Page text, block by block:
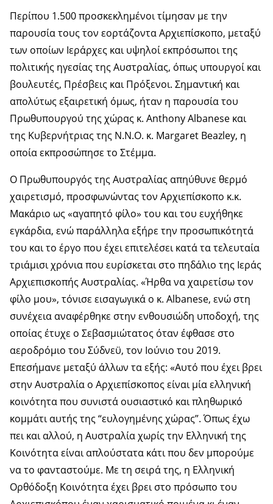
Περίπου 1.500 προσκεκλημένοι τίμησαν με την
παρουσία τους τον εορτάζοντα Αρχιεπίσκοπο, μεταξύ
των οποίων Ιεράρχες και υψηλοί εκπρόσωποι της
πολιτικής ηγεσίας της Αυστραλίας, όπως υπουργοί και
βουλευτές, Πρέσβεις και Πρόξενοι. Σημαντική και
απολύτως εξαιρετική όμως, ήταν η παρουσία του
Πρωθυπουργού της χώρας κ. Anthony Albanese και
της Κυβερνήτριας της Ν.Ν.Ο. κ. Margaret Beazley, η
οποία εκπροσώπησε το Στέμμα.
Ο Πρωθυπουργός της Αυστραλίας απηύθυνε θερμό
χαιρετισμό, προσφωνώντας τον Αρχιεπίσκοπο κ.κ.
Μακάριο ως «αγαπητό φίλο» του και του ευχήθηκε
εγκάρδια, ενώ παράλληλα εξήρε την προσωπικότητά
του και το έργο που έχει επιτελέσει κατά τα τελευταία
τριάμισι χρόνια που ευρίσκεται στο πηδάλιο της Ιεράς
Αρχιεπισκοπής Αυστραλίας. «Ήρθα να χαιρετίσω τον
φίλο μου», τόνισε εισαγωγικά ο κ. Albanese, ενώ στη
συνέχεια αναφέρθηκε στην ενθουσιώδη υποδοχή, της
οποίας έτυχε ο Σεβασμιώτατος όταν έφθασε στο
αεροδρόμιο του Σύδνεϋ, τον Ιούνιο του 2019.
Επεσήμανε μεταξύ άλλων τα εξής: «Αυτό που έχει βρει
στην Αυστραλία ο Αρχιεπίσκοπος είναι μία ελληνική
κοινότητα που συνιστά ουσιαστικό και πληθωρικό
κομμάτι αυτής της “ευλογημένης χώρας”. Όπως έχω
πει και αλλού, η Αυστραλία χωρίς την Ελληνική της
Κοινότητα είναι απλούστατα κάτι που δεν μπορούμε
να το φανταστούμε. Με τη σειρά της, η Ελληνική
Ορθόδοξη Κοινότητα έχει βρει στο πρόσωπο του